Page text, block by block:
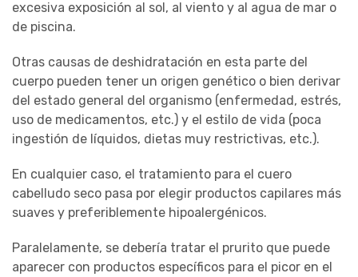
excesiva exposición al sol, al viento y al agua de mar o
de piscina.
Otras causas de deshidratación en esta parte del
cuerpo pueden tener un origen genético o bien derivar
del estado general del organismo (enfermedad, estrés,
uso de medicamentos, etc.) y el estilo de vida (poca
ingestión de líquidos, dietas muy restrictivas, etc.).
En cualquier caso, el tratamiento para el cuero
cabelludo seco pasa por elegir productos capilares más
suaves y preferiblemente hipoalergénicos.
Paralelamente, se debería tratar el prurito que puede
aparecer con productos específicos para el picor en el